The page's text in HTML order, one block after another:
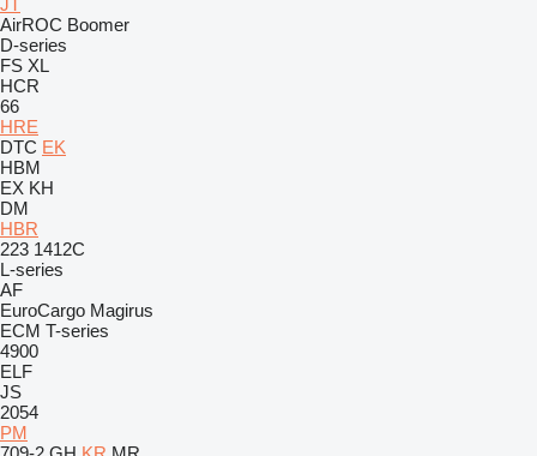
JT
AirROC Boomer
D-series
FS XL
HCR
66
HRE
DTC EK
HBM
EX KH
DM
HBR
223 1412C
L-series
AF
EuroCargo Magirus
ECM T-series
4900
ELF
JS
2054
PM